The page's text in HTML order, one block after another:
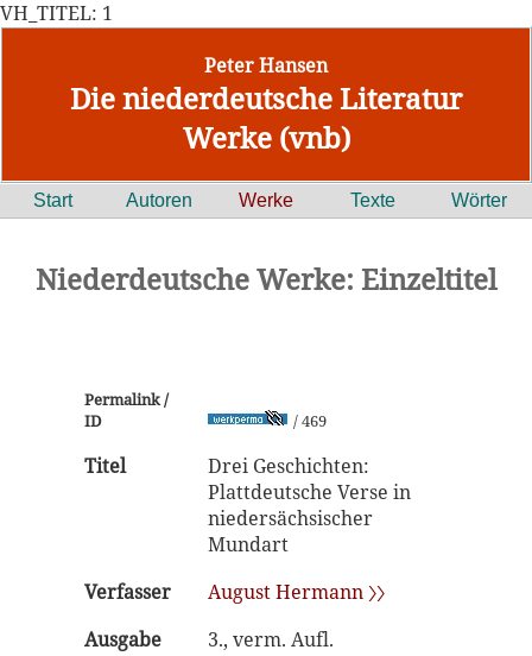
VH_TITEL: 1
Peter Hansen
Die niederdeutsche Literatur
Werke (vnb)
Start Autoren Werke Texte Wörter
Niederdeutsche Werke: Einzeltitel
Permalink /
ID
/ 469
Titel
Drei Geschichten:
Plattdeutsche Verse in
niedersächsischer
Mundart
Verfasser
August Hermann 〉〉
Ausgabe
3., verm. Aufl.